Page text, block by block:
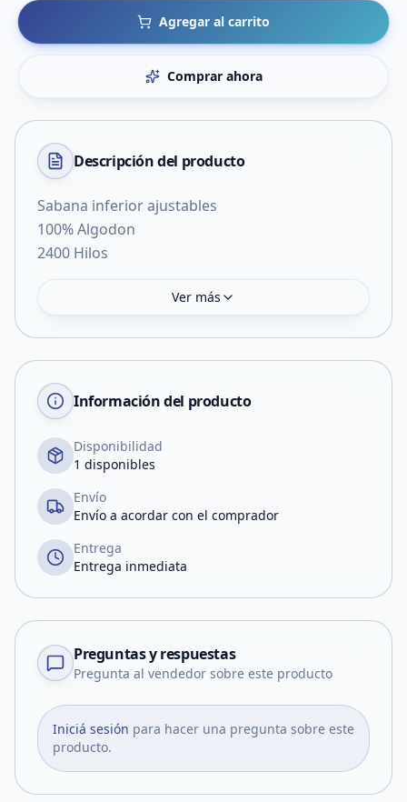
Agregar al carrito
Comprar ahora
Descripción del producto
Sabana inferior ajustables
100% Algodon
2400 Hilos
Ver más
Información del producto
Disponibilidad
1 disponibles
Envío
Envío a acordar con el comprador
Entrega
Entrega inmediata
Preguntas y respuestas
Pregunta al vendedor sobre este producto
Iniciá sesión para hacer una pregunta sobre este
producto.